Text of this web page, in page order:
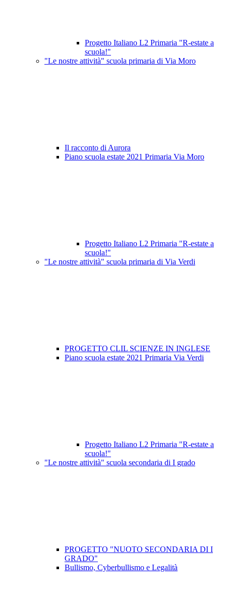
Progetto Italiano L2 Primaria "R-estate a
scuola!"
"Le nostre attività" scuola primaria di Via Moro
Il racconto di Aurora
Piano scuola estate 2021 Primaria Via Moro
Progetto Italiano L2 Primaria "R-estate a
scuola!"
"Le nostre attività" scuola primaria di Via Verdi
PROGETTO CLIL SCIENZE IN INGLESE
Piano scuola estate 2021 Primaria Via Verdi
Progetto Italiano L2 Primaria "R-estate a
scuola!"
"Le nostre attività" scuola secondaria di I grado
PROGETTO "NUOTO SECONDARIA DI I
GRADO"
Bullismo, Cyberbullismo e Legalità